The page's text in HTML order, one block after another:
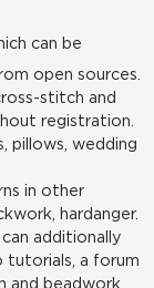
can be
open sources.
stitch and
registration.
pillows, wedding
in other
hardanger.
additionally
tutorials, a forum
and beadwork.